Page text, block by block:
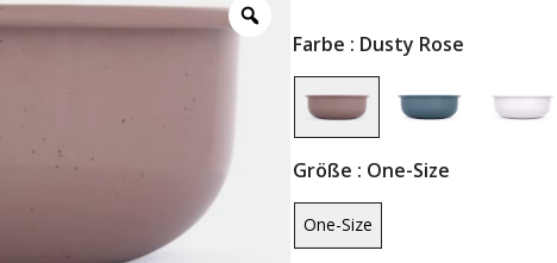
Farbe : Dusty Rose
Größe : One-Size
One-Size